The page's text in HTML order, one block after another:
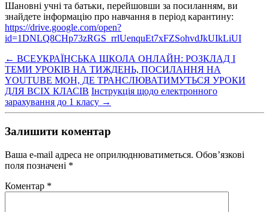
Шановні учні та батьки, перейшовши за посиланням, ви
знайдете інформацію про навчання в період карантину:
https://drive.google.com/open?
id=1DNLQ8CHp73zRGS_rrlUenquEt7xFZSohvdJkUIkLiUI
← ВСЕУКРАЇНСЬКА ШКОЛА ОНЛАЙН: РОЗКЛАД І
ТЕМИ УРОКІВ НА ТИЖДЕНЬ, ПОСИЛАННЯ НА
YOUTUBE МОН, ДЕ ТРАНСЛЮВАТИМУТЬСЯ УРОКИ
ДЛЯ ВСІХ КЛАСІВ Інструкція щодо електронного
зарахування до 1 класу →
Залишити коментар
Ваша e-mail адреса не оприлюднюватиметься. Обов’язкові
поля позначені *
Коментар *